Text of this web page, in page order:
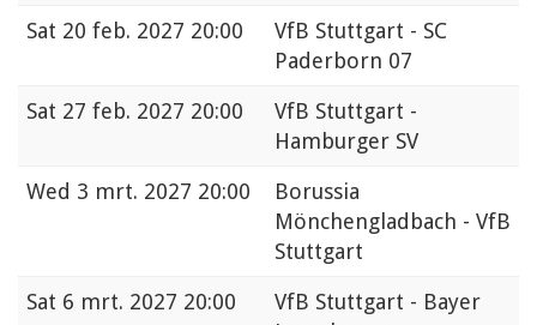
Sat 20 feb. 2027 20:00
VfB Stuttgart - SC
Paderborn 07
Sat 27 feb. 2027 20:00
VfB Stuttgart -
Hamburger SV
Wed 3 mrt. 2027 20:00
Borussia
Mönchengladbach - VfB
Stuttgart
Sat 6 mrt. 2027 20:00
VfB Stuttgart - Bayer